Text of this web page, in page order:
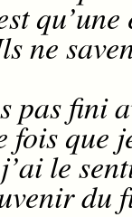
ne
pas fini
fois que
le
du